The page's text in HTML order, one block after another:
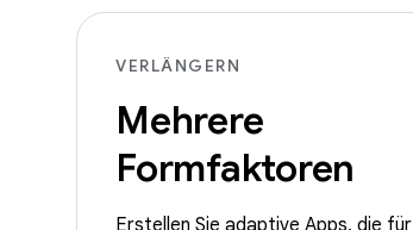
VERLÄNGERN
Mehrere
Formfaktoren